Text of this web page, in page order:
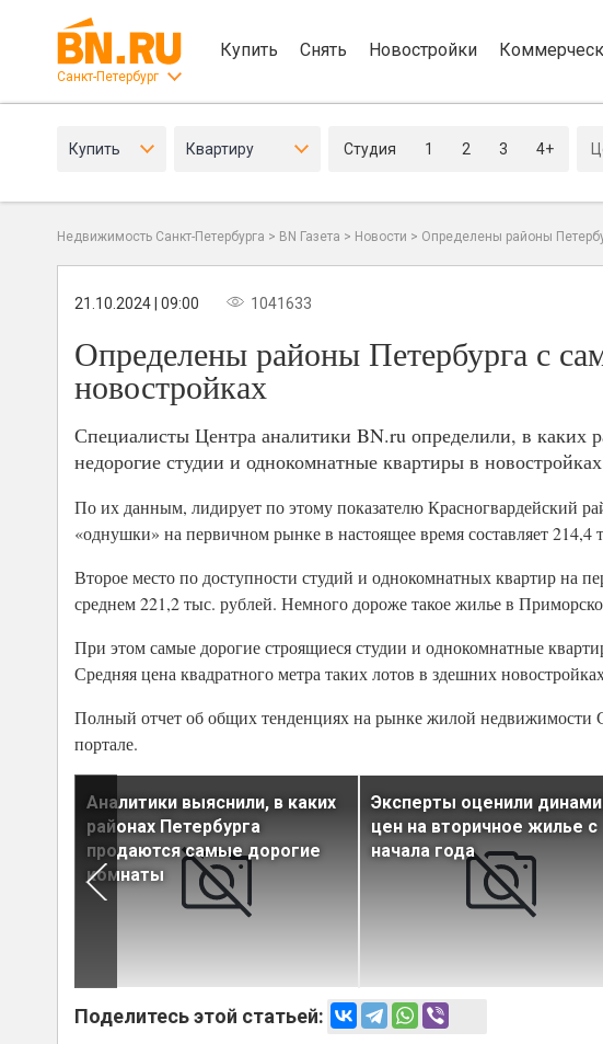
Санкт-Петербург
Купить Снять Новостройки
Купить Квартиру Студия 1 2 3 4+
Недвижимость Санкт-Петербурга > BN Газета > Новости > Определены районы
21.10.2024 | 09:00 1041633
Определены районы Петербурга с
новостройках
Специалисты Центра аналитики BN.ru определили, в каких
недорогие студии и однокомнатные квартиры в
По их данным, лидирует по этому показателю Красногвардейский
«однушки» на первичном рынке в настоящее время составляет 214,4
Второе место по доступности студий и однокомнатных квартир на
среднем 221,2 тыс. рублей. Немного дороже такое жилье в
При этом самые дорогие строящиеся студии и однокомнатные
Средняя цена квадратного метра таких лотов в здешних
Полный отчет об общих тенденциях на рынке жилой недвижимости
портале.
Аналитики выяснили, в каких
районах Петербурга
продаются самые дорогие
комнаты
Эксперты оценили
цен на вторичное жилье с
начала года
Поделитесь этой статьей: